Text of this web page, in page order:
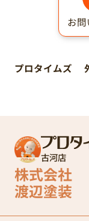
お
プロタイムズ
古河店
株式会社
渡辺塗装